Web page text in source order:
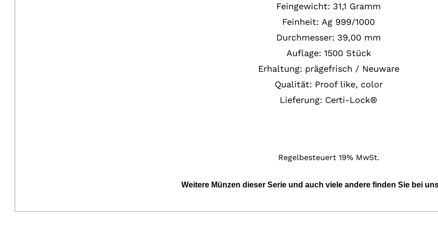
Feingewicht: 31,1 Gramm
Feinheit: Ag 999/1000
Durchmesser: 39,00 mm
Auflage: 1500 Stück
Erhaltung: prägefrisch / Neuware
Qualität: Proof like, color
Lieferung: Certi-Lock®
Regelbesteuert 19% MwSt.
Weitere Münzen dieser Serie und auch viele andere finden Sie bei